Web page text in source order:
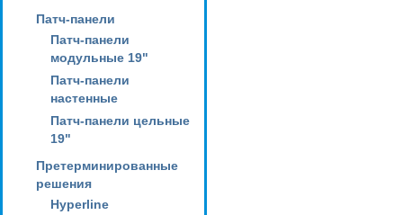
Патч-панели
Патч-панели
модульные 19"
Патч-панели
настенные
Патч-панели цельные
19"
Претерминированные
решения
Hyperline